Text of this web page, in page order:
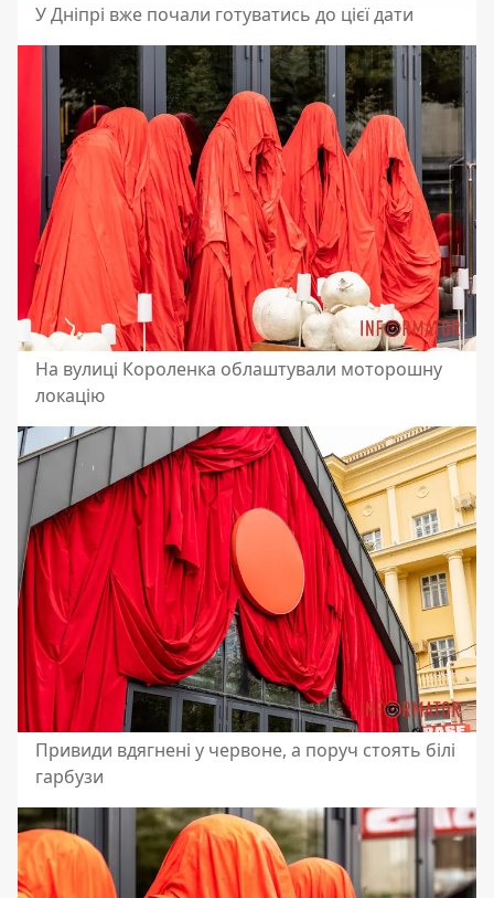
У Дніпрі вже почали готуватись до цієї дати
На вулиці Короленка облаштували моторошну
локацію
Привиди вдягнені у червоне, а поруч стоять білі
гарбузи